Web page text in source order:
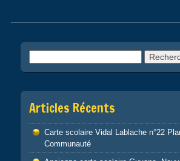
Post navigation
Articles Récents
Carte scolaire Vidal Lablache n°22
Communauté